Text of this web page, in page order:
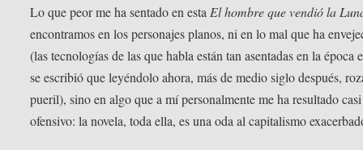
Lo que peor me ha sentado en estaEl hombre que vendió la
encontramos en los personajes planos, ni en lo mal que ha
(las tecnologías de las que habla están tan asentadas en la época
se escribió que leyéndolo ahora, más de medio siglo después,
pueril), sino en algo que a mí personalmente me ha resultado casi
ofensivo: la novela, toda ella, es una oda al capitalismo